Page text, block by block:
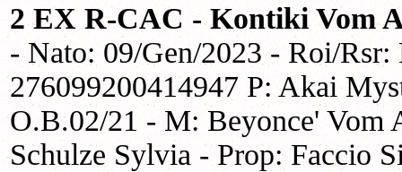
2 EX R-CAC - Kontiki Vom
- Nato: 09/Gen/2023 - Roi/
276099200414947 P: Akai
O.B.02/21 - M: Beyonce'
Schulze Sylvia - Prop: Faccio